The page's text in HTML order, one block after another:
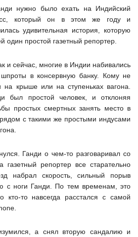
нужно было ехать на Индийский
который он в этом же году и
удивительная история, которую
один простой газетный репортер.
и сейчас, многие в Индии набивались
в консервную банку. Кому не
на крыше или на ступеньках вагона.
был простой человек, и отклоняя
простых смертных занять место в
с такими же простыми индусами
Ганди о чем-то разговаривал со
газетный репортер все старательно
набрал скорость, сильный порыв
с ноги Ганди. По тем временам, это
кто-то навсегда расстался с самой
а снял вторую сандалию и